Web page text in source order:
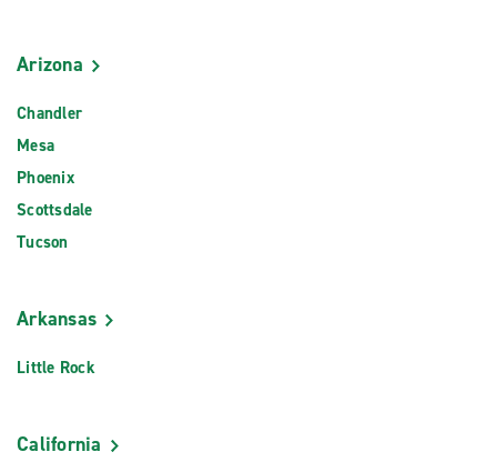
Arizona
Chandler
Mesa
Phoenix
Scottsdale
Tucson
Arkansas
Little Rock
California